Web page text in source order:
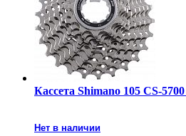
Кассета Shimano 105 CS-5700
Нет в наличии